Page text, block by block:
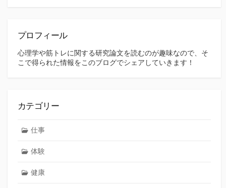
プロフィール
心理学や筋トレに関する研究論文を読むのが趣味なので、そ
こで得られた情報をこのブログでシェアしていきます！
カテゴリー
仕事
体験
健康